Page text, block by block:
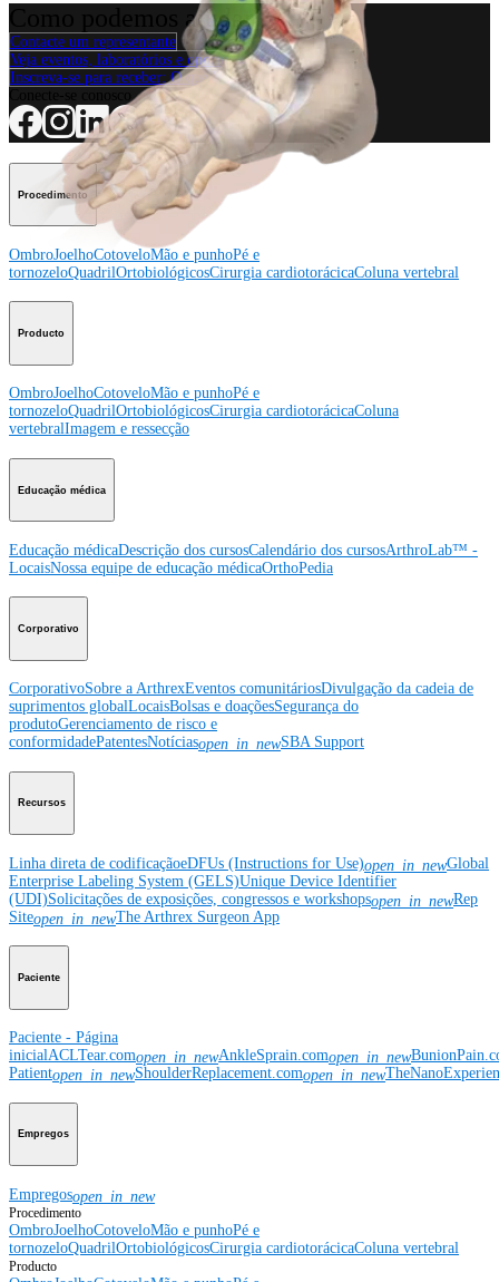
Como podemos ajudar?
Contacte um representante
Veja eventos, laboratórios e oportunidades educacionais
Inscreva-se para receber: O que há de novo na Arthrex?
Procedimento
OmbroJoelhoCotoveloMão e punhoPé e
tornozeloQuadrilOrtobiológicosCirurgia cardiotorácicaColuna vertebral
Producto
OmbroJoelhoCotoveloMão e punhoPé e
tornozeloQuadrilOrtobiológicosCirurgia cardiotorácicaColuna
vertebralImagem e ressecção
Educação médica
Educação médicaDescrição dos cursosCalendário dos cursosArthroLab™ -
LocaisNossa equipe de educação médicaOrthoPedia
Corporativo
CorporativoSobre a ArthrexEventos comunitáriosDivulgação da cadeia de
suprimentos globalLocaisBolsas e doaçõesSegurança do
produtoGerenciamento de risco e
conformidadePatentesNotíciasopen_in_newSBA Support
Recursos
Linha direta de codificaçãoeDFUs (Instructions for Use)open_in_newGlobal
Enterprise Labeling System (GELS)Unique Device Identifier
(UDI)Solicitações de exposições, congressos e workshopsopen_in_newRep
Siteopen_in_newThe Arthrex Surgeon App
Paciente
Paciente - Página
inicialACLTear.comopen_in_newAnkleSprain.comopen_in_new
Patientopen_in_newShoulderReplacement.comopen_in_new
Empregos
Empregosopen_in_new
Procedimento
OmbroJoelhoCotoveloMão e punhoPé e
tornozeloQuadrilOrtobiológicosCirurgia cardiotorácicaColuna vertebral
Producto